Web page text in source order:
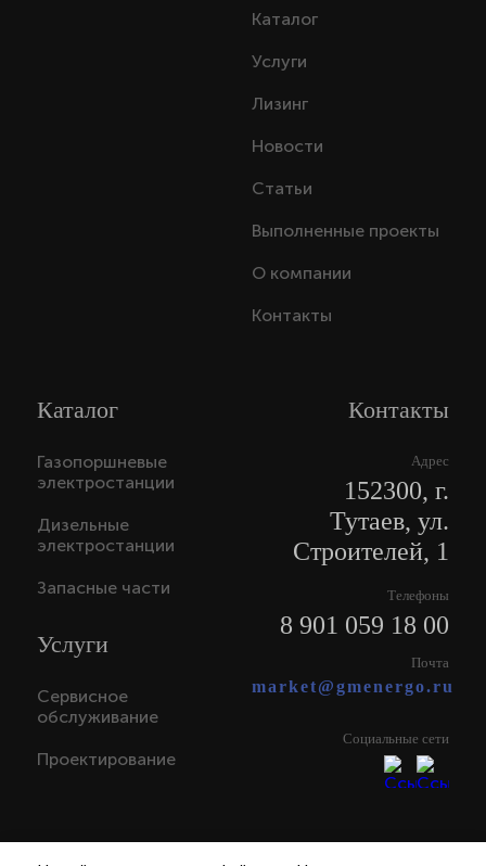
Каталог
Услуги
Лизинг
Новости
Статьи
Выполненные проекты
О компании
Контакты
Каталог
Газопоршневые
электростанции
Дизельные
электростанции
Запасные части
Услуги
Сервисное
обслуживание
Проектирование
Контакты
Адрес
152300, г.
Тутаев, ул.
Строителей, 1
Телефоны
8 901 059 18 00
Почта
market@gmenergo.ru
Социальные сети